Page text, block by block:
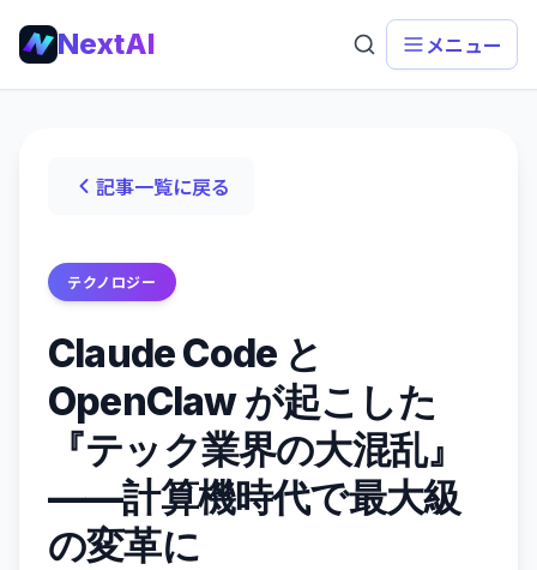
NextAI メニュー
記事一覧に戻る
テクノロジー
Claude Code と
OpenClaw が起こした
『テック業界の大混乱』
——計算機時代で最大級
の変革に